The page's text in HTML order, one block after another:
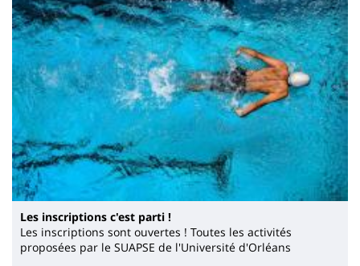
Les inscriptions c'est parti !
Les inscriptions sont ouvertes ! Toutes les activités
proposées par le SUAPSE de l'Université d'Orléans